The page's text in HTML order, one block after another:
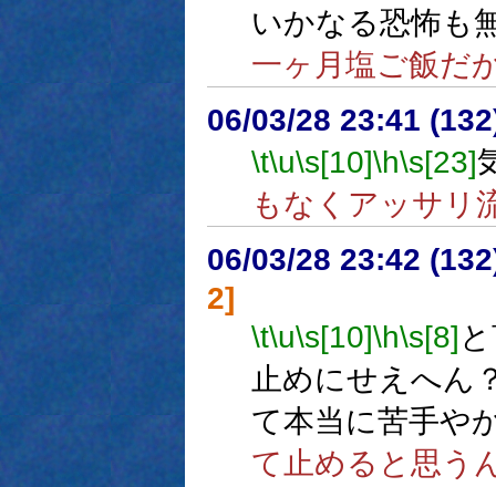
いかなる恐怖も
一ヶ月塩ご飯だ
06/03/28 23:41
\t\u\s[10]\h\s[23]
もなくアッサリ
06/03/28 23:42
2]
\t\u\s[10]\h\s[8]
止めにせえへん
て本当に苦手や
て止めると思う